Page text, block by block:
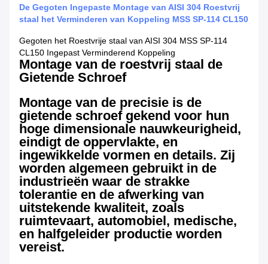
De Gegoten Ingepaste Montage van AISI 304 Roestvrij
staal het Verminderen van Koppeling MSS SP-114 CL150
Gegoten het Roestvrije staal van AISI 304 MSS SP-114
CL150 Ingepast Verminderend Koppeling
Montage van de roestvrij staal de
Gietende Schroef
Montage van de precisie is de
gietende schroef gekend voor hun
hoge dimensionale nauwkeurigheid,
eindigt de oppervlakte, en
ingewikkelde vormen en details. Zij
worden algemeen gebruikt in de
industrieën waar de strakke
tolerantie en de afwerking van
uitstekende kwaliteit, zoals
ruimtevaart, automobiel, medische,
en halfgeleider productie worden
vereist.